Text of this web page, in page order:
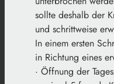
sollte deshalb der
und schrittweise
In einem ersten
in Richtung eines
· Öffnung der